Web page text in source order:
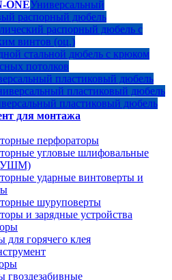
ONEУниверсальный
распорный дюбель
распорный дюбель с
винтов (оц.)
стальной дюбель с крюком
потолков
пластиковый дюбель
пластиковый дюбель
пластиковый дюбель
для монтажа
перфораторы
угловые шлифовальные
ударные винтоверты и
шуруповерты
и зарядные устройства
для горячего клея
гвоздезабивные